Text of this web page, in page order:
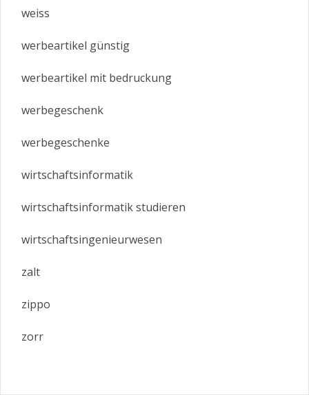
weiss
werbeartikel günstig
werbeartikel mit bedruckung
werbegeschenk
werbegeschenke
wirtschaftsinformatik
wirtschaftsinformatik studieren
wirtschaftsingenieurwesen
zalt
zippo
zorr